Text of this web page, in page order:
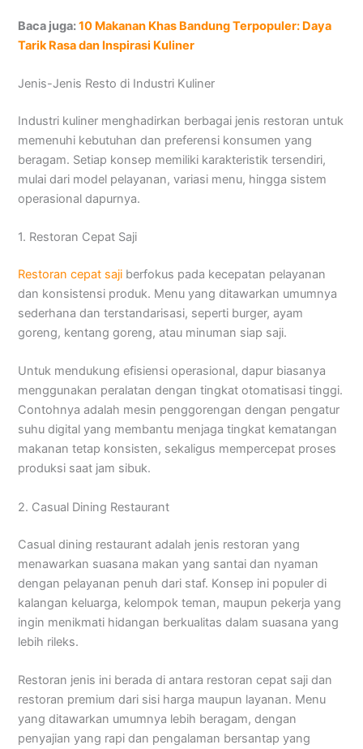
Baca juga:10 Makanan Khas Bandung Terpopuler: Daya
Tarik Rasa dan Inspirasi Kuliner
Jenis-Jenis Resto di Industri Kuliner
Industri kuliner menghadirkan berbagai jenis restoran untuk
memenuhi kebutuhan dan preferensi konsumen yang
beragam. Setiap konsep memiliki karakteristik tersendiri,
mulai dari model pelayanan, variasi menu, hingga sistem
operasional dapurnya.
1. Restoran Cepat Saji
Restoran cepat saji berfokus pada kecepatan pelayanan
dan konsistensi produk. Menu yang ditawarkan umumnya
sederhana dan terstandarisasi, seperti burger, ayam
goreng, kentang goreng, atau minuman siap saji.
Untuk mendukung efisiensi operasional, dapur biasanya
menggunakan peralatan dengan tingkat otomatisasi tinggi.
Contohnya adalah mesin penggorengan dengan pengatur
suhu digital yang membantu menjaga tingkat kematangan
makanan tetap konsisten, sekaligus mempercepat proses
produksi saat jam sibuk.
2. Casual Dining Restaurant
Casual dining restaurant adalah jenis restoran yang
menawarkan suasana makan yang santai dan nyaman
dengan pelayanan penuh dari staf. Konsep ini populer di
kalangan keluarga, kelompok teman, maupun pekerja yang
ingin menikmati hidangan berkualitas dalam suasana yang
lebih rileks.
Restoran jenis ini berada di antara restoran cepat saji dan
restoran premium dari sisi harga maupun layanan. Menu
yang ditawarkan umumnya lebih beragam, dengan
penyajian yang rapi dan pengalaman bersantap yang